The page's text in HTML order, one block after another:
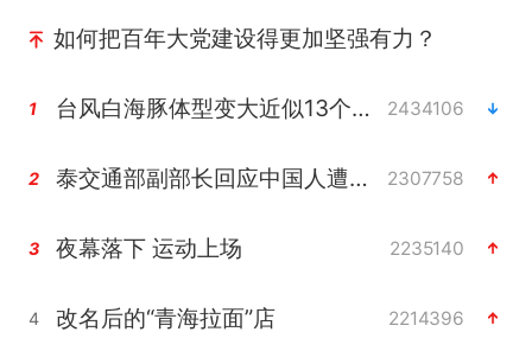
如何把百年大党建设得更加坚强有力？
1 台风白海豚体型变大近似13个浙江面积 2434106
2 泰交通部副部长回应中国人遭歧视手势 2307758
3 夜幕落下 运动上场 2235140
4 改名后的“青海拉面”店 2214396